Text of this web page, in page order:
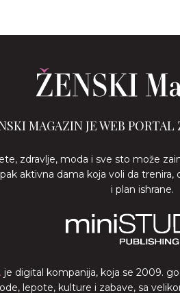
MAGAZIN JE WEB
zdravlje, moda i sve sto može
aktivna dama koja voli da
i plan ishrane.
je digital kompanija, koja se 2009.
lepote, kulture i zabave, sa